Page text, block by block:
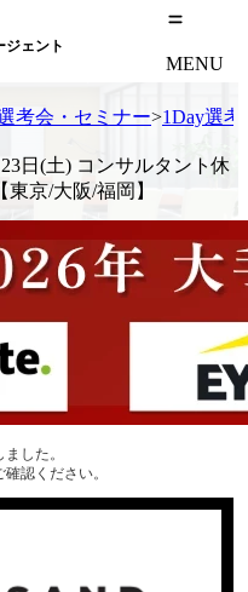
ジェント
MENU
考会・セミナー>1Day選考
日(土) コンサルタント休
京/大阪/福岡】
した。
認ください。